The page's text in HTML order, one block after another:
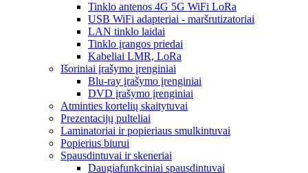
Tinklo antenos 4G 5G WiFi LoRa
USB WiFi adapteriai - maršrutizatoriai
LAN tinklo laidai
Tinklo įrangos priedai
Kabeliai LMR, LoRa
Išoriniai įrašymo įrenginiai
Blu-ray įrašymo įrenginiai
DVD įrašymo įrenginiai
Atminties kortelių skaitytuvai
Prezentacijų pulteliai
Laminatoriai ir popieriaus smulkintuvai
Popierius biurui
Spausdintuvai ir skeneriai
Daugiafunkciniai spausdintuvai